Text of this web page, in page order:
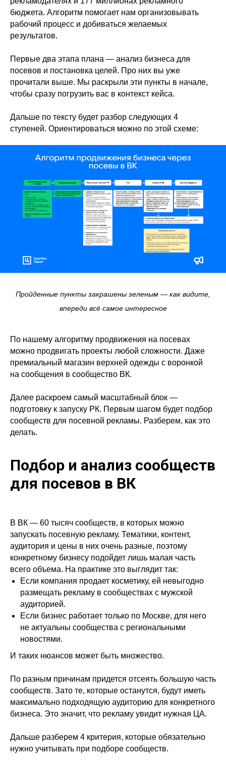
бюджета. Алгоритм помогает нам организовывать
рабочий процесс и добиваться желаемых
результатов.
Первые два этапа плана — анализ бизнеса для
посевов и постановка целей. Про них вы уже
прочитали выше. Мы раскрыли эти пункты в начале,
чтобы сразу погрузить вас в контекст кейса.
Дальше по тексту будет разбор следующих 4
ступеней. Ориентироваться можно по этой схеме:
Пройденные пункты закрашены зеленым — как видите,
впереди всё самое интересное
По нашему алгоритму продвижения на посевах
можно продвигать проекты любой сложности. Даже
премиальный магазин верхней одежды с воронкой
на сообщения в сообщество ВК.
Далее раскроем самый масштабный блок —
подготовку к запуску РК. Первым шагом будет подбор
сообществ для посевной рекламы. Разберем, как это
делать.
Подбор и анализ сообществ
для посевов в ВК
В ВК — 60 тысяч сообществ, в которых можно
запускать посевную рекламу. Тематики, контент,
аудитория и цены в них очень разные, поэтому
конкретному бизнесу подойдет лишь малая часть
всего объема. На практике это выглядит так:
Если компания продает косметику, ей невыгодно
размещать рекламу в сообществах с мужской
аудиторией.
Если бизнес работает только по Москве, для него
не актуальны сообщества с региональными
новостями.
И таких нюансов может быть множество.
По разным причинам придется отсеять большую часть
сообществ. Зато те, которые останутся, будут иметь
максимально подходящую аудиторию для конкретного
бизнеса. Это значит, что рекламу увидит нужная ЦА.
Дальше разберем 4 критерия, которые обязательно
нужно учитывать при подборе сообществ.